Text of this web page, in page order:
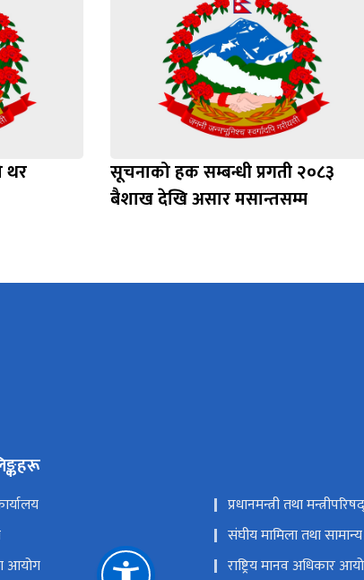
थर
सूचनाको हक सम्बन्धी प्रगती २०८३
बैशाख देखि असार मसान्तसम्म
प्रधानमन्त्री तथा
संघीय मामिला तथा
आयोग
राष्ट्रिय मानव अधिकार